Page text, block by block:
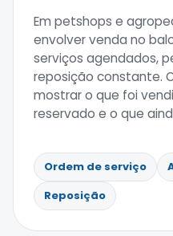
Em petshops e
envolver venda no
serviços agendados,
reposição constante.
mostrar o que foi
reservado e o que
Ordem de serviço
Reposição